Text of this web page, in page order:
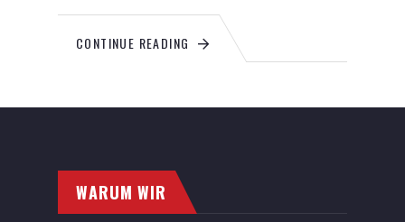
CONTINUE READING
WARUM WIR